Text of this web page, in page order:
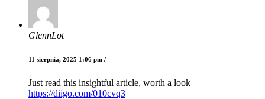
GlennLot
11 sierpnia, 2025 1:06 pm /
Just read this insightful article, worth a look
https://diigo.com/010cvq3